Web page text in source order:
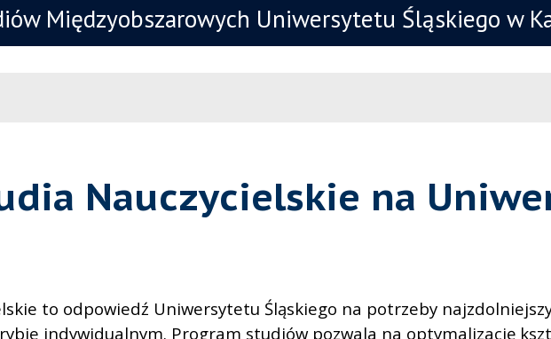
Międzyobszarowych Uniwersytetu Śląskiego w
Nauczycielskie na
to odpowiedź Uniwersytetu Śląskiego na potrzeby
indywidualnym. Program studiów pozwala na optymalizację